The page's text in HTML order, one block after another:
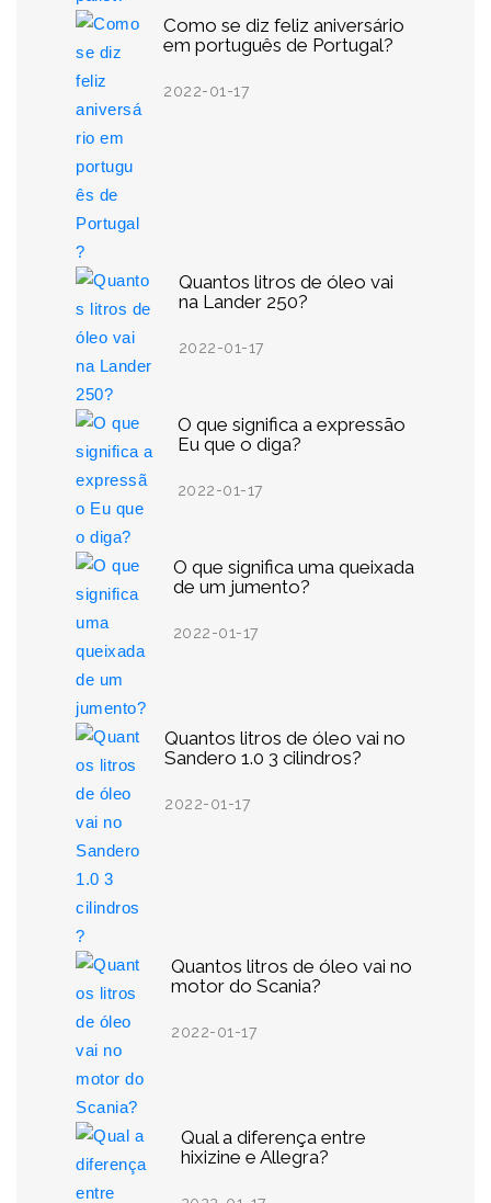
Como se diz feliz aniversário
em português de Portugal?
2022-01-17
Quantos litros de óleo vai
na Lander 250?
2022-01-17
O que significa a expressão
Eu que o diga?
2022-01-17
O que significa uma queixada
de um jumento?
2022-01-17
Quantos litros de óleo vai no
Sandero 1.0 3 cilindros?
2022-01-17
Quantos litros de óleo vai no
motor do Scania?
2022-01-17
Qual a diferença entre
hixizine e Allegra?